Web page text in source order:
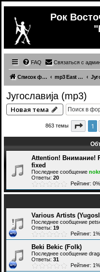
Рок
FAQ Связаться с
Список форумов mp3 East Europe music
Југославија (mp3)
Новая тема
863 темы 1
Attention! Внимание!
fixed
Последнее сообщение
Ответы: 20
Рейтинг: 0%
Various Artists
Последнее сообщение
Ответы: 19
Рейтинг: 1%
Beki Bekic (Folk)
Последнее сообщение
Ответы: 31
Рейтинг: 1%